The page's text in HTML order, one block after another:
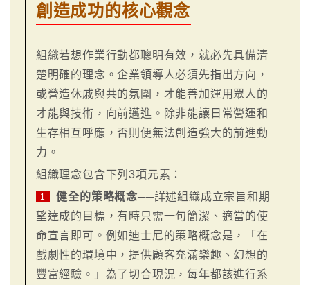
創造成功的核心觀念
組織若想作業行動都聰明有效，就必先具備清
楚明確的理念。企業領導人必須先指出方向，
或營造休戚與共的氛圍，才能善加運用眾人的
才能與技術，向前邁進。除非能讓日常營運和
生存相互呼應，否則便無法創造強大的前進動
力。
組織理念包含下列3項元素：
1 健全的策略概念──詳述組織成立宗旨和期
望達成的目標，有時只需一句簡潔、適當的使
命宣言即可。例如迪士尼的策略概念是，「在
戲劇性的環境中，提供顧客充滿樂趣、幻想的
豐富經驗。」為了切合現況，每年都該進行系